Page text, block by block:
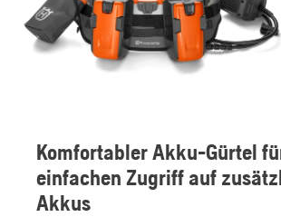
Komfortabler Akku-Gürtel
einfachen Zugriff auf
Akkus